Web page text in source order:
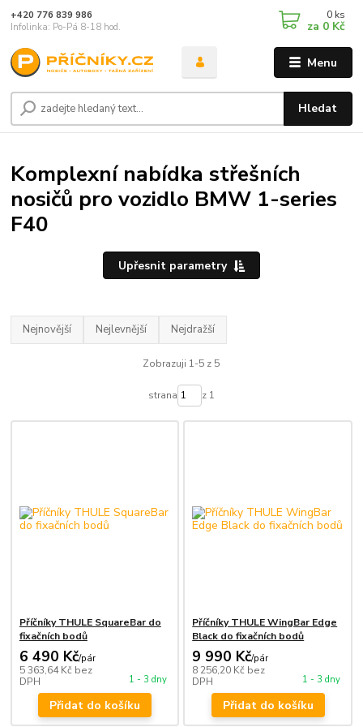
Menu
Hledat
+420 776 839 986
Infolinka: Po-Pá 8-18 hod.
0 ks
za 0 Kč
Komplexní nabídka střešních
nosičů pro vozidlo BMW 1-series
F40
Upřesnit parametry
Nejnovější Nejlevnější Nejdražší
Zobrazuji 1-5 z 5
strana z 1
Příčníky THULE SquareBar do
fixačních bodů
6 490 Kč/pár
5 363,64 Kč bez
DPH
1 - 3 dny
Přidat do košíku
Příčníky THULE WingBar Edge
Black do fixačních bodů
9 990 Kč/pár
8 256,20 Kč bez
DPH
1 - 3 dny
Přidat do košíku